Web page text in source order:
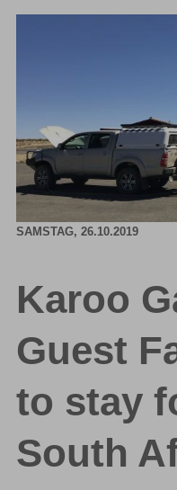
SAMSTAG,26.10.2019
Karoo
Guest
to stay
South